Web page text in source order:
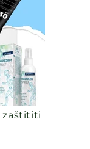
zaštititi